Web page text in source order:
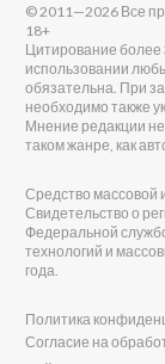
© 2011—2026 Все
18+
Цитирование более
использовании
обязательна. При
необходимо также
Мнение редакции
таком жанре, как
Средство
Свидетельство о
Федеральной
технологий и
года.
Политика
Согласие на